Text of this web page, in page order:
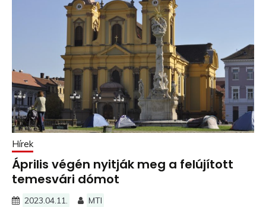
Hírek
Április végén nyitják meg a felújított
temesvári dómot
2023.04.11. MTI